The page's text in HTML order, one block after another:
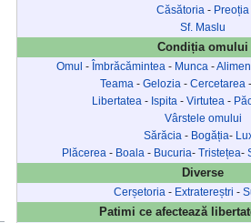
Căsătoria - Preoția
Sf. Maslu
Condiția omului
Omul - Îmbrăcămintea - Munca -
Teama - Gelozia - Cercetarea -
Libertatea - Ispita - Virtutea -
Vârstele omului
Sărăcia - Bogăția-
Plăcerea - Boala - Bucuria- Tristețea-
Diverse
Cerșetoria - Extratereștri -
Patimi ce afectează